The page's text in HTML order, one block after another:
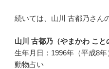
続いては、山川 古都乃さん
山川 古都乃（やまかわ こと
生年月日：1996年（平成8年
動物占い